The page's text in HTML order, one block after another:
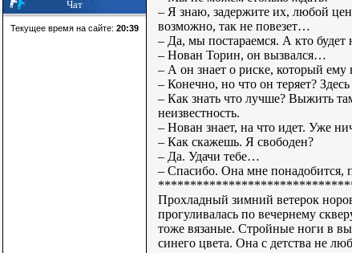
Чат
Текущее время на сайте: 20:39
– Я знаю, задержите их, любой
возможно, так не повезет…
– Да, мы постараемся. А кто будет
– Нован Торин, он вызвался…
– А он знает о риске, который ему
– Конечно, но что он теряет?
– Как знать что лучше? Выжить
неизвестность.
– Нован знает, на что идет. Уже
– Как скажешь. Я свободен?
– Да. Удачи тебе…
– Спасибо. Она мне
Прохладный зимний ветерок
прогуливалась по вечернему
тоже вязаные. Стройные ноги в
синего цвета. Она с детства не